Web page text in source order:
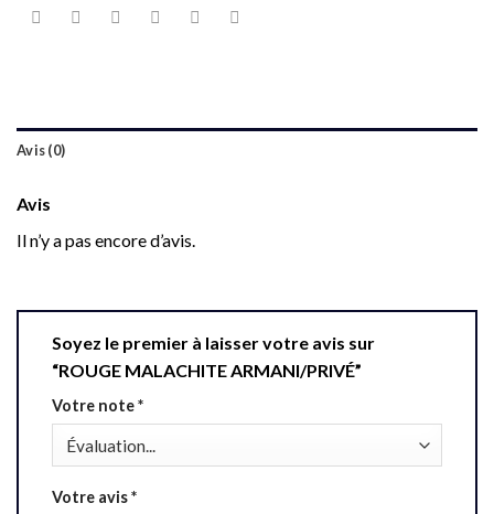
Avis (0)
Avis
Il n’y a pas encore d’avis.
Soyez le premier à laisser votre avis sur
“ROUGE MALACHITE ARMANI/PRIVÉ”
Votre note*
Votre avis*